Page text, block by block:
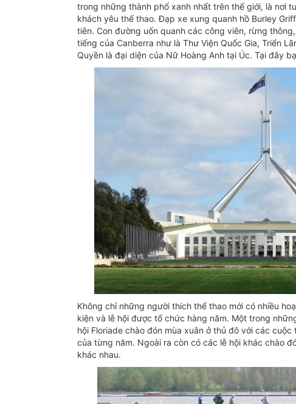
trong những thành phố xanh nhất trên thế giới, là nơi
khách yêu thể thao. Đạp xe xung quanh hồ Burley
tiên. Con đường uốn quanh các công viên, rừng
tiếng của Canberra như là Thư Viện Quốc Gia, Triển
Quyền là đại diện của Nữ Hoàng Anh tại Úc. Tại đây
Không chỉ những người thích thể thao mới có nhiều
kiện và lễ hội được tổ chức hàng năm. Một trong
hội Floriade chào đón mùa xuân ở thủ đô với các
của từng năm. Ngoài ra còn có các lễ hội khác chào
khác nhau.